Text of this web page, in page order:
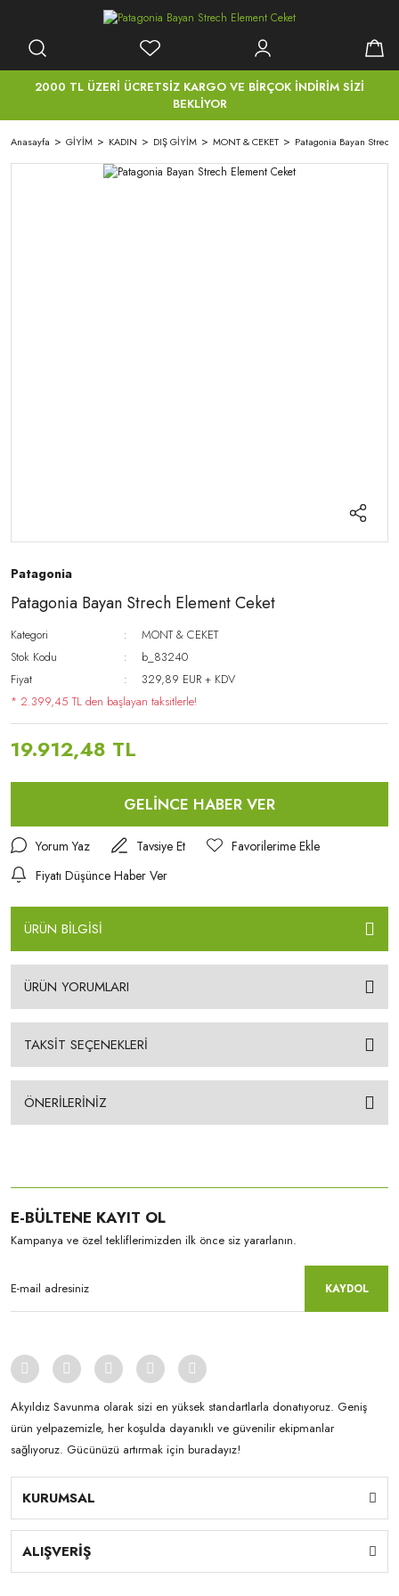
2000 TL ÜZERİ ÜCRETSİZ KARGO VE BİRÇOK İNDİRİM SİZİ
BEKLİYOR
Anasayfa GİYİM KADIN DIŞ GİYİM MONT & CEKET Patagonia Bayan Strech
Patagonia
Patagonia Bayan Strech Element Ceket
Kategori
MONT & CEKET
Stok Kodu
b_83240
Fiyat
329,89 EUR + KDV
* 2.399,45 TL den başlayan taksitlerle!
19.912,48 TL
GELİNCE HABER VER
Yorum Yaz
Tavsiye Et
Fiyatı Düşünce Haber Ver
ÜRÜN BİLGİSİ
ÜRÜN YORUMLARI
TAKSİT SEÇENEKLERİ
ÖNERİLERİNİZ
E-BÜLTENE KAYIT OL
Kampanya ve özel tekliflerimizden ilk önce siz yararlanın.
KAYDOL
Akyıldız Savunma olarak sizi en yüksek standartlarla donatıyoruz. Geniş
ürün yelpazemizle, her koşulda dayanıklı ve güvenilir ekipmanlar
sağlıyoruz. Gücünüzü artırmak için buradayız!
KURUMSAL
ALIŞVERİŞ